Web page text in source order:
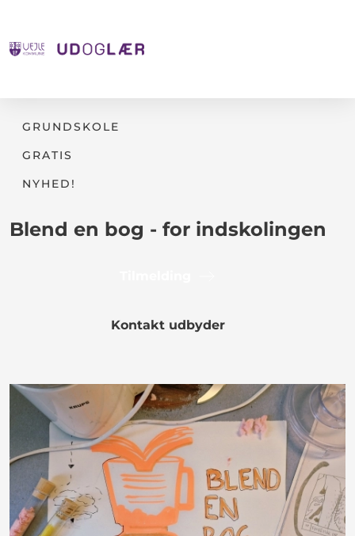
GRUNDSKOLE
GRATIS
NYHED!
Blend en bog - for indskolingen
Kontakt udbyder